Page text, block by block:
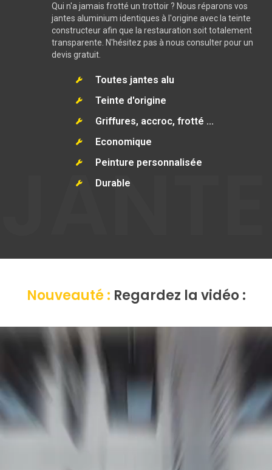
Qui n'a jamais frotté un trottoir ? Nous réparons vos
jantes aluminium identiques à l'origine avec la teinte
constructeur afin que la restauration soit totalement
transparente. N'hésitez pas à nous consulter pour un
devis gratuit.
Toutes jantes alu
Teinte d'origine
Griffures, accroc, frotté ...
Economique
Peinture personnalisée
Durable
Nouveauté : Regardez la vidéo :